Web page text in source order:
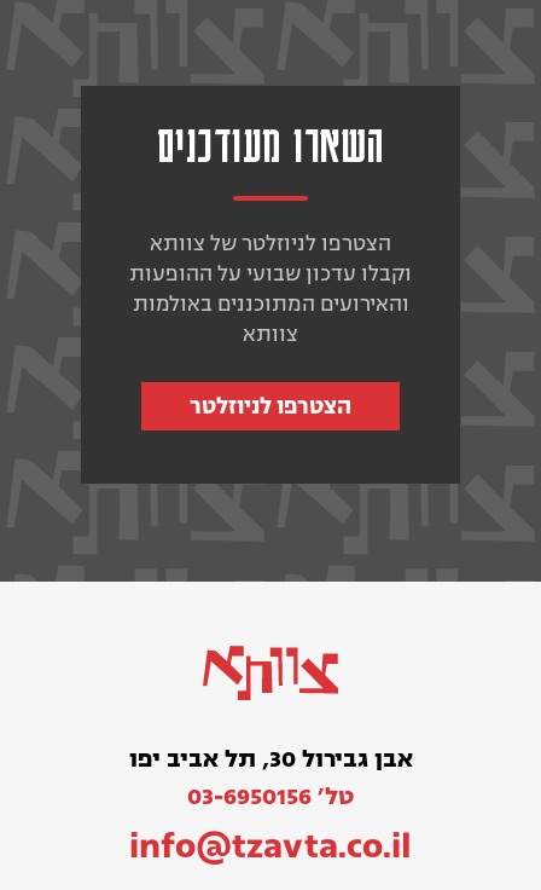
השארו מעודכנים
הצטרפו לניוזלטר של צוותא
וקבלו עדכון שבועי על ההופעות
והאירועים המתוכננים באולמות
צוותא
הצטרפו לניוזלטר
אבן גבירול 30, תל אביב יפו
טל׳ 03-6950156
info@tzavta.co.il